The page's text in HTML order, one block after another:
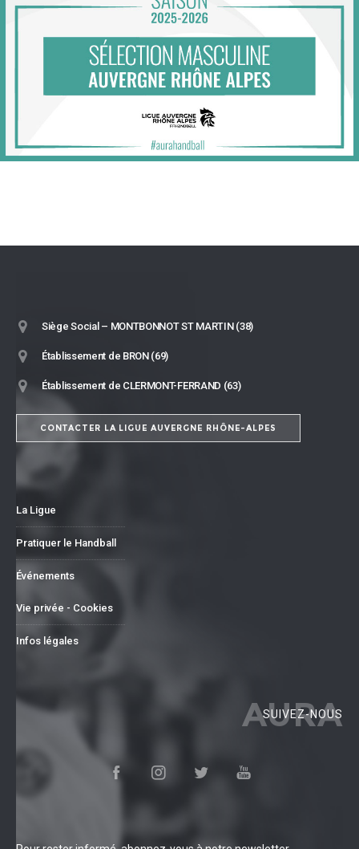
Siège Social – MONTBONNOT ST MARTIN (38)
Établissement de BRON (69)
Établissement de CLERMONT-FERRAND (63)
CONTACTER LA LIGUE AUVERGNE RHÔNE-ALPES
La Ligue
Pratiquer le Handball
Événements
Vie privée - Cookies
Infos légales
AURA
SUIVEZ-NOUS